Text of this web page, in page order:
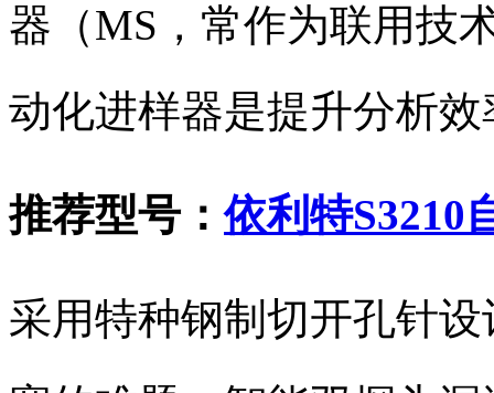
器（MS，常作为联用技
动化进样器是提升分析
推荐型号：依利特S3210
采用特种钢制切开孔针